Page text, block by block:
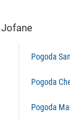
Pogoda
Pogoda
Pogoda